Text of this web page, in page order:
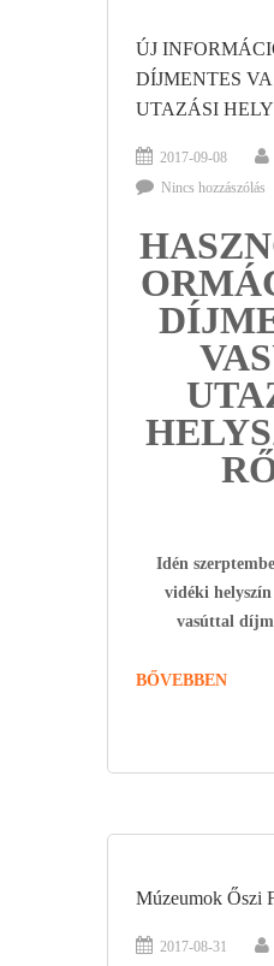
ÚJ
DÍJMENTES
UTAZÁSI
2017-09-08
Nincs hozzászólás
Idén
vidéki
vasúttal
BŐVEBBEN
Múzeumok Őszi
2017-08-31